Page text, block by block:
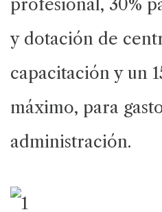
profesional, 30%
y dotación de
capacitación y un
máximo, para
administración.